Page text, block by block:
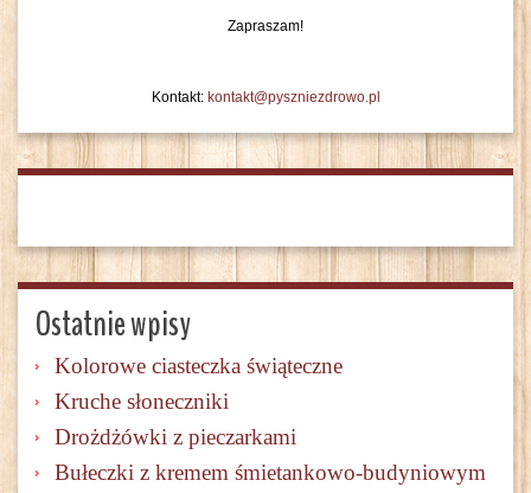
Zapraszam!
Kontakt: kontakt@pyszniezdrowo.pl
Ostatnie wpisy
Kolorowe ciasteczka świąteczne
Kruche słoneczniki
Drożdżówki z pieczarkami
Bułeczki z kremem śmietankowo-budyniowym